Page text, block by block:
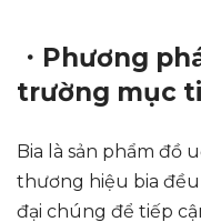
・Phương
trường mục
Bia là sản phẩm đồ
thương hiệu bia
đại chúng để tiếp